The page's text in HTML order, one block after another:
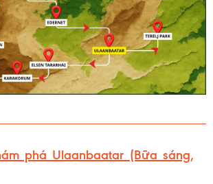
phá Ulaanbaatar (Bữa sáng,